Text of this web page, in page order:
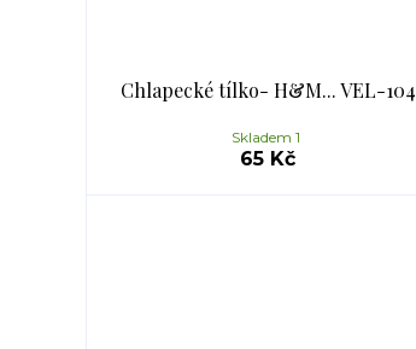
Chlapecké tílko- H&M... VEL-104
65 Kč
Skladem 1